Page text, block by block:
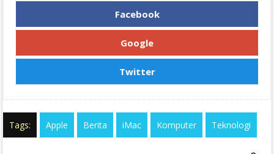
Facebook
Google
Twitter
Tags: Apple Berita iMac Komputer Teknologi